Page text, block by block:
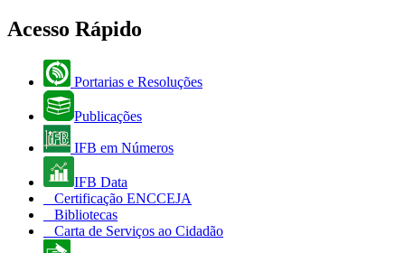
Acesso Rápido
Portarias e Resoluções
Publicações
IFB em Números
IFB Data
Certificação ENCCEJA
Bibliotecas
Carta de Serviços ao Cidadão